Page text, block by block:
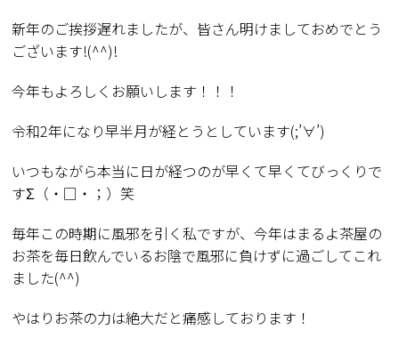
新年のご挨拶遅れましたが、皆さん明けましておめでとう
ございます!(^^)!
今年もよろしくお願いします！！！
令和2年になり早半月が経とうとしています(;’∀’)
いつもながら本当に日が経つのが早くて早くてびっくりで
すΣ（・□・；）笑
毎年この時期に風邪を引く私ですが、今年はまるよ茶屋の
お茶を毎日飲んでいるお陰で風邪に負けずに過ごしてこれ
ました(^^)
やはりお茶の力は絶大だと痛感しております！